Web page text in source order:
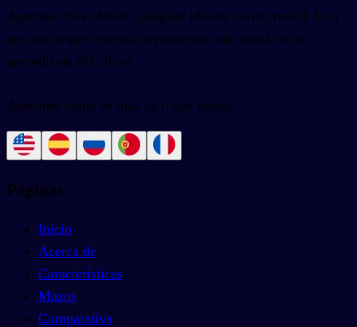
Aprende chino desde cualquier idioma con tu móvil. Una
app única que te ayuda a progresar más rápido en tu
aprendizaje del chino.
Aprender chino es más fácil que nunca.
Páginas
Inicio
Acerca de
Características
Mazos
Comparativa